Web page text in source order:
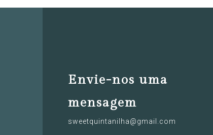
Envie-nos uma
mensagem
sweetquintanilha@gmail.com